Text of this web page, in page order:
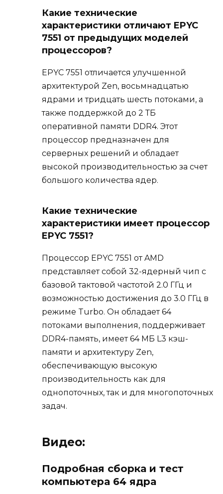
Какие технические
характеристики отличают EPYC
7551 от предыдущих моделей
процессоров?
EPYC 7551 отличается улучшенной
архитектурой Zen, восьмнадцатью
ядрами и тридцать шесть потоками, а
также поддержкой до 2 ТБ
оперативной памяти DDR4. Этот
процессор предназначен для
серверных решений и обладает
высокой производительностью за счет
большого количества ядер.
Какие технические
характеристики имеет процессор
EPYC 7551?
Процессор EPYC 7551 от AMD
представляет собой 32-ядерный чип с
базовой тактовой частотой 2.0 ГГц и
возможностью достижения до 3.0 ГГц в
режиме Turbo. Он обладает 64
потоками выполнения, поддерживает
DDR4-память, имеет 64 МБ L3 кэш-
памяти и архитектуру Zen,
обеспечивающую высокую
производительность как для
однопоточных, так и для многопоточных
задач.
Видео:
Подробная сборка и тест
компьютера 64 ядра